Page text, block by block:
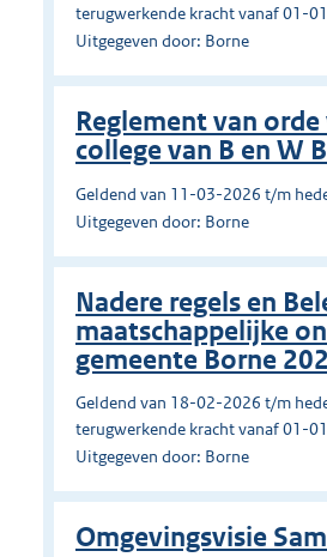
terugwerkende kracht vanaf 01-
Uitgegeven door: Borne
Reglement van
college van B en W
Geldend van 11-03-2026 t/m
Uitgegeven door: Borne
Nadere regels en
maatschappelijke
gemeente Borne
Geldend van 18-02-2026 t/m
terugwerkende kracht vanaf 01-
Uitgegeven door: Borne
Omgevingsvisie